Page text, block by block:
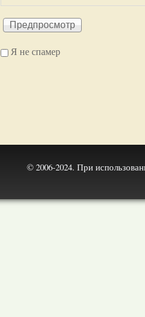
Я не спамер
© 2006-2024. При